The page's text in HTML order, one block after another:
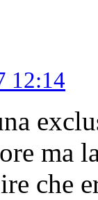
12:14
ma
che